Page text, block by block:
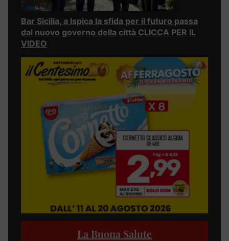
Bar Sicilia, a Ispica la sfida per il futuro passa
dal nuovo governo della città CLICCA PER IL
VIDEO
La Buona Salute